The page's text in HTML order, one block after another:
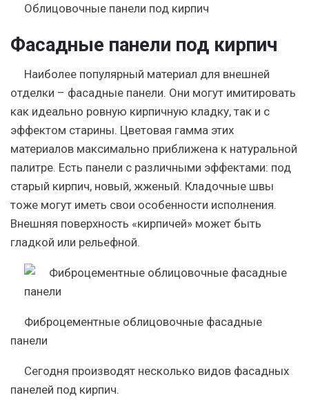
Облицовочные панели под кирпич
Фасадные панели под кирпич
Наиболее популярный материал для внешней
отделки – фасадные панели. Они могут имитировать
как идеально ровную кирпичную кладку, так и с
эффектом старины. Цветовая гамма этих
материалов максимально приближена к натуральной
палитре. Есть панели с различными эффектами: под
старый кирпич, новый, жженый. Кладочные швы
тоже могут иметь свои особенности исполнения.
Внешняя поверхность «кирпичей» может быть
гладкой или рельефной.
Фиброцементные облицовочные фасадные
панели
Сегодня производят несколько видов фасадных
панелей под кирпич.